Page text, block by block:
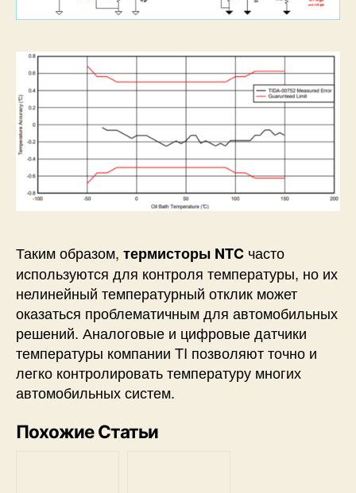
Таким образом, термисторы NTC часто
используются для контроля температуры, но их
нелинейный температурный отклик может
оказаться проблематичным для автомобильных
решений. Аналоговые и цифровые датчики
температуры компании TI позволяют точно и
легко контролировать температуру многих
автомобильных систем.
Похожие Статьи